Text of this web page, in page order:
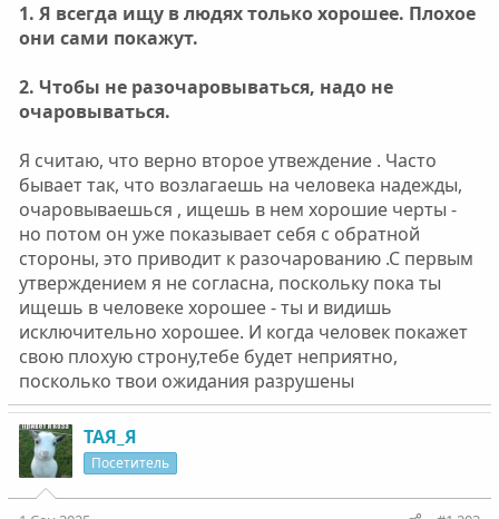
1. Я всегда ищу в людях только хорошее. Плохое
они сами покажут.
2. Чтобы не разочаровываться, надо не
очаровываться.
Я считаю, что верно второе утвеждение . Часто
бывает так, что возлагаешь на человека надежды,
очаровываешься , ищешь в нем хорошие черты -
но потом он уже показывает себя с обратной
стороны, это приводит к разочарованию .С первым
утверждением я не согласна, поскольку пока ты
ищешь в человеке хорошее - ты и видишь
исключительно хорошее. И когда человек покажет
свою плохую строну,тебе будет неприятно,
посколько твои ожидания разрушены
ТАЯ_Я
Посетитель